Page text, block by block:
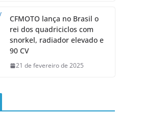
CFMOTO lança no Brasil o
rei dos quadriciclos com
snorkel, radiador elevado e
90 CV
21 de fevereiro de 2025